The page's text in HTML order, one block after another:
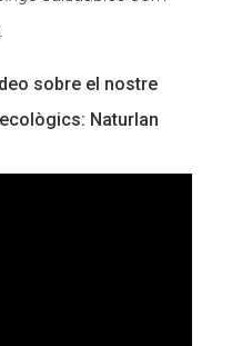
sobre el nostre
Naturlan